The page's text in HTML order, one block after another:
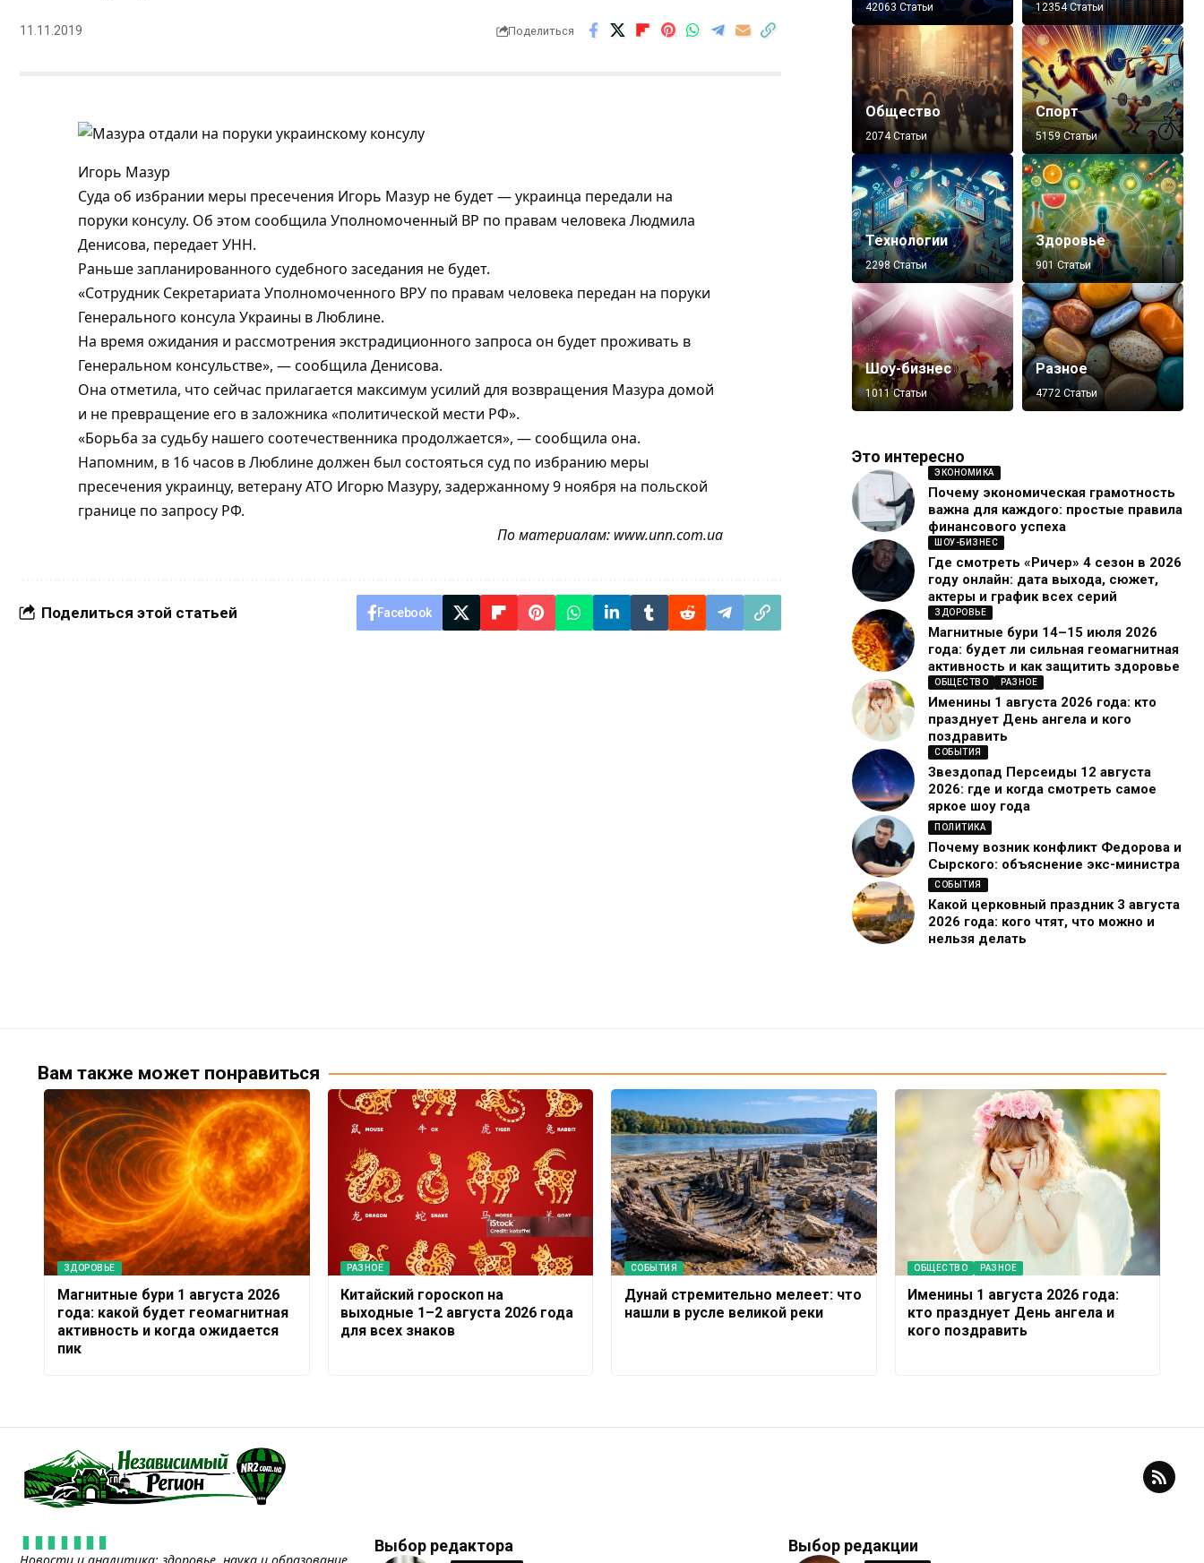
11.11.2019 Поделиться
Игорь Мазур
Суда об избрании меры пресечения Игорь Мазур не будет — украинца передали на
поруки консулу. Об этом сообщила Уполномоченный ВР по правам человека Людмила
Денисова, передает УНН.
Раньше запланированного судебного заседания не будет.
«Сотрудник Секретариата Уполномоченного ВРУ по правам человека передан на поруки
Генерального консула Украины в Люблине.
На время ожидания и рассмотрения экстрадиционного запроса он будет проживать в
Генеральном консульстве», — сообщила Денисова.
Она отметила, что сейчас прилагается максимум усилий для возвращения Мазура домой
и не превращение его в заложника «политической мести РФ».
«Борьба за судьбу нашего соотечественника продолжается», — сообщила она.
Напомним, в 16 часов в Люблине должен был состояться суд по избранию меры
пресечения украинцу, ветерану АТО Игорю Мазуру, задержанному 9 ноября на польской
границе по запросу РФ.
По материалам: www.unn.com.ua
Поделиться этой статьей Facebook
42063 Статьи 12354 Статьи
Общество
2074 Статьи
Спорт
5159 Статьи
Технологии
2298 Статьи
Здоровье
901 Статьи
Шоу-бизнес
1011 Статьи
Разное
4772 Статьи
Это интересно
ЭКОНОМИКА
Почему экономическая грамотность
важна для каждого: простые правила
финансового успеха
ШОУ-БИЗНЕС
Где смотреть «Ричер» 4 сезон в 2026
году онлайн: дата выхода, сюжет,
актеры и график всех серий
ЗДОРОВЬЕ
Магнитные бури 14–15 июля 2026
года: будет ли сильная геомагнитная
активность и как защитить здоровье
ОБЩЕСТВО РАЗНОЕ
Именины 1 августа 2026 года: кто
празднует День ангела и кого
поздравить
СОБЫТИЯ
Звездопад Персеиды 12 августа
2026: где и когда смотреть самое
яркое шоу года
ПОЛИТИКА
Почему возник конфликт Федорова и
Сырского: объяснение экс-министра
СОБЫТИЯ
Какой церковный праздник 3 августа
2026 года: кого чтят, что можно и
нельзя делать
Вам также может понравиться
ЗДОРОВЬЕ
Магнитные бури 1 августа 2026
года: какой будет геомагнитная
активность и когда ожидается
пик
РАЗНОЕ
Китайский гороскоп на
выходные 1–2 августа 2026 года
для всех знаков
СОБЫТИЯ
Дунай стремительно мелеет: что
нашли в русле великой реки
ОБЩЕСТВО РАЗНОЕ
Именины 1 августа 2026 года:
кто празднует День ангела и
кого поздравить
Выбор редактора Выбор редакции